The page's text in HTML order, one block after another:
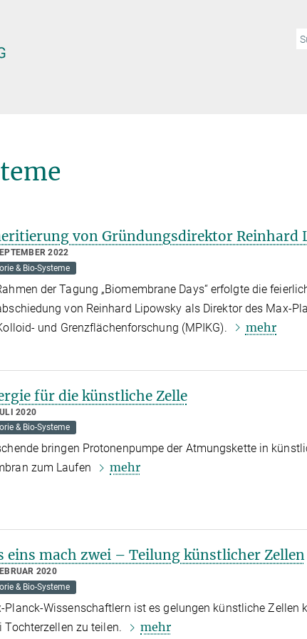
von Gründungsdirektor Reinhard
2022
& Bio-Systeme
der Tagung „Biomembrane Days“ erfolgte die
von Reinhard Lipowsky als Direktor des Max-
und Grenzflächenforschung (MPIKG).
mehr
für die künstliche Zelle
2020
& Bio-Systeme
bringen Protonenpumpe der Atmungskette in
zum Laufen
mehr
eins mach zwei – Teilung künstlicher Zellen
2020
& Bio-Systeme
Planck-Wissenschaftlern ist es gelungen künstliche Zellen
Tochterzellen zu teilen.
mehr